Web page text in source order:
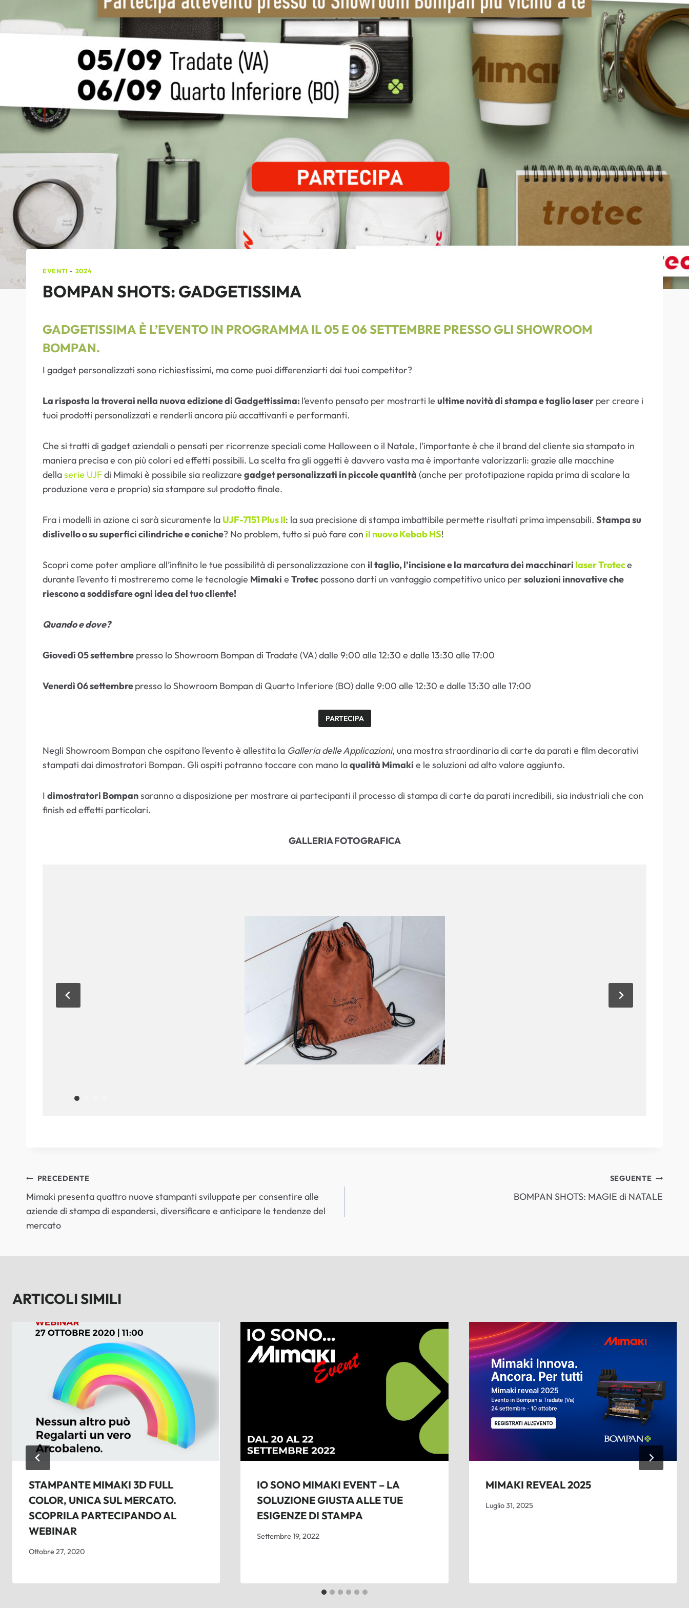
EVENTI - 2024
BOMPAN SHOTS: GADGETISSIMA
GADGETISSIMA È L’EVENTO IN PROGRAMMA IL05 E 06 SETTEMBRE PRESSO GLI SHOWROOM
BOMPAN.
I gadget personalizzati sono richiestissimi, ma come puoi differenziarti dai tuoi competitor?
La risposta la troverai nella nuova edizione di Gadgettissima:l’evento pensato per mostrarti le ultime novità di stampa e taglio laser per creare i
tuoi prodotti personalizzati e renderli ancora più accattivanti e performanti.
Che si tratti di gadget aziendali o pensati per ricorrenze speciali come Halloween o il Natale, l’importante è che il brand del cliente sia stampato in
maniera precisa e con più colori ed effetti possibili. La scelta fra gli oggetti è davvero vasta ma è importante valorizzarli: grazie alle macchine
dellaserie UJFdi Mimaki è possibile sia realizzare gadget personalizzati in piccole quantità (anche per prototipazione rapida prima di scalare la
produzione vera e propria) sia stampare sul prodotto finale.
Fra i modelli in azione ci sarà sicuramente la UJF-7151 Plus II: la sua precisione di stampa imbattibile permette risultati prima impensabili. Stampa su
dislivello o su superfici cilindriche e coniche? No problem, tutto si può fare con il nuovo Kebab HS!
Scopri come poter ampliare all’infinito le tue possibilità di personalizzazione con il taglio, l’incisione e la marcatura dei macchinari laser Trotece
durante l’evento ti mostreremo come le tecnologie Mimaki e Trotec possono darti un vantaggio competitivo unico per soluzioni innovative che
riescono a soddisfare ogni idea del tuo cliente!
Quando e dove?
Giovedì 05 settembre presso lo Showroom Bompan di Tradate (VA) dalle 9:00 alle 12:30 e dalle 13:30 alle 17:00
Venerdì 06 settembrepresso lo Showroom Bompan di Quarto Inferiore (BO) dalle 9:00 alle 12:30 e dalle 13:30 alle 17:00
PARTECIPA
Negli Showroom Bompan che ospitano l’evento è allestita la Galleria delle Applicazioni, una mostra straordinaria di carte da parati e film decorativi
stampati dai dimostratori Bompan. Gli ospiti potranno toccare con mano laqualità Mimaki e le soluzioni ad alto valore aggiunto.
I dimostratori Bompansaranno a disposizione per mostrare ai partecipanti il processo di stampa di carte da parati incredibili, sia industriali che con
finish ed effetti particolari.
GALLERIA FOTOGRAFICA
NAVIGAZIONE
ARTICOLI
PRECEDENTE
Mimaki presenta quattro nuove stampanti sviluppate per consentire alle
aziende di stampa di espandersi, diversificare e anticipare le tendenze del
mercato
SEGUENTE
BOMPAN SHOTS: MAGIE di NATALE
ARTICOLI SIMILI
STAMPANTE MIMAKI 3D FULL
COLOR, UNICA SUL MERCATO.
SCOPRILA PARTECIPANDO AL
WEBINAR
Ottobre 27, 2020
IO SONO MIMAKI EVENT – LA
SOLUZIONE GIUSTA ALLE TUE
ESIGENZE DI STAMPA
Settembre 19, 2022
MIMAKI REVEAL 2025
Luglio 31, 2025